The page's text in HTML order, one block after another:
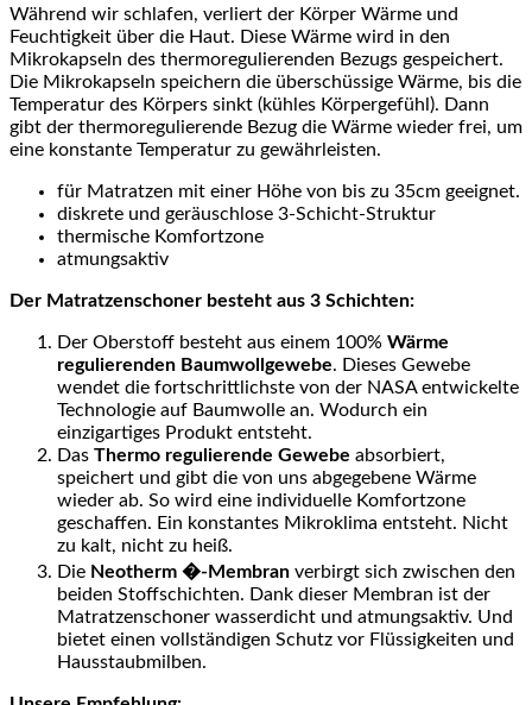
Während wir schlafen, verliert der Körper Wärme und
Feuchtigkeit über die Haut. Diese Wärme wird in den
Mikrokapseln des thermoregulierenden Bezugs gespeichert.
Die Mikrokapseln speichern die überschüssige Wärme, bis die
Temperatur des Körpers sinkt (kühles Körpergefühl). Dann
gibt der thermoregulierende Bezug die Wärme wieder frei, um
eine konstante Temperatur zu gewährleisten.
für Matratzen mit einer Höhe von bis zu 35cm geeignet.
diskrete und geräuschlose 3-Schicht-Struktur
thermische Komfortzone
atmungsaktiv
Der Matratzenschoner besteht aus 3 Schichten:
Der Oberstoff besteht aus einem 100% Wärme
regulierenden Baumwollgewebe. Dieses Gewebe
wendet die fortschrittlichste von der NASA entwickelte
Technologie auf Baumwolle an. Wodurch ein
einzigartiges Produkt entsteht.
Das Thermo regulierende Gewebe absorbiert,
speichert und gibt die von uns abgegebene Wärme
wieder ab. So wird eine individuelle Komfortzone
geschaffen. Ein konstantes Mikroklima entsteht. Nicht
zu kalt, nicht zu heiß.
Die Neotherm �-Membran verbirgt sich zwischen den
beiden Stoffschichten. Dank dieser Membran ist der
Matratzenschoner wasserdicht und atmungsaktiv. Und
bietet einen vollständigen Schutz vor Flüssigkeiten und
Hausstaubmilben.